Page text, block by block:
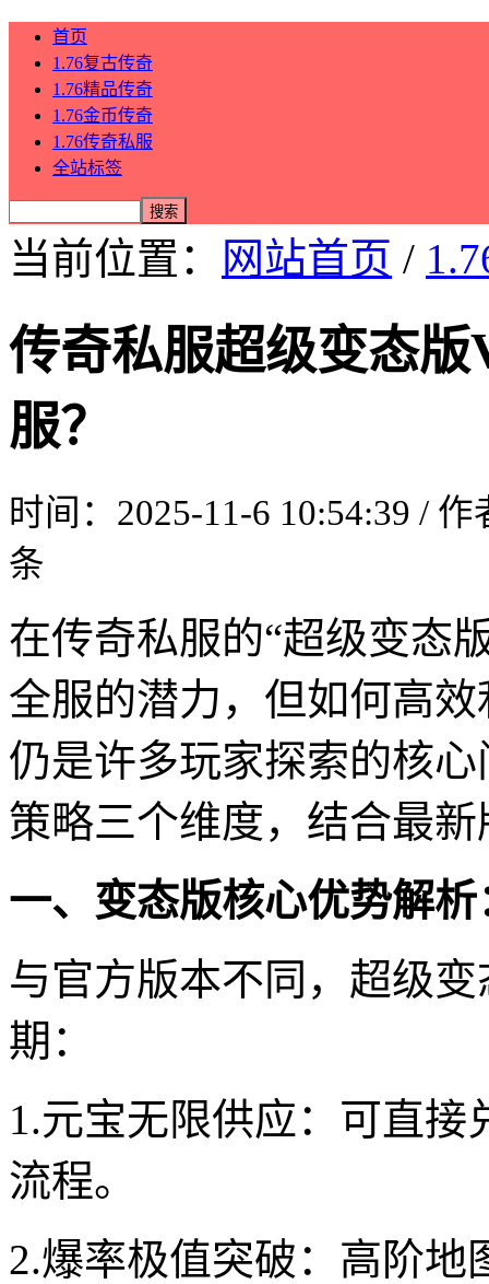
首页
1.76复古传奇
1.76精品传奇
1.76金币传奇
1.76传奇私服
全站标签
当前位置： 网站首页 /
传奇私服超级变态
服？
时间：2025-11-6 10:54:39 /
条
在传奇私服的“超级变态
全服的潜力，但如何高
仍是许多玩家探索的核
策略三个维度，结合最
一、变态版核心优势解
与官方版本不同，超级
期：
1.元宝无限供应：可直
流程。
2.爆率极值突破：高阶地